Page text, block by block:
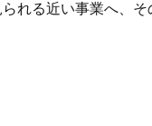
れる近い事業へ、そ